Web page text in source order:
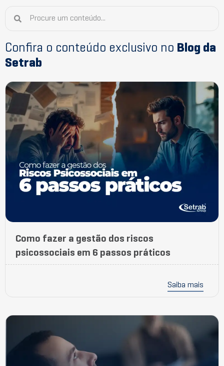
Confira o conteúdo exclusivo no Blog da
Setrab
Como fazer a gestão dos riscos
psicossociais em 6 passos práticos
Saiba mais